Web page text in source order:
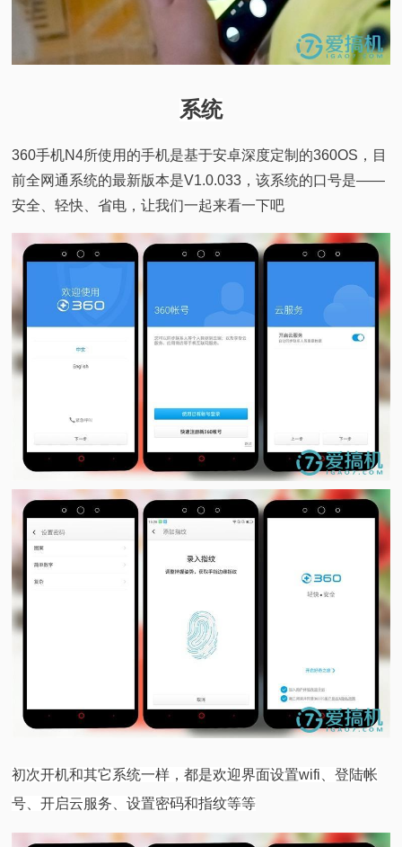
系统
360手机N4所使用的手机是基于安卓深度定制的360OS，目
前全网通系统的最新版本是V1.0.033，该系统的口号是——
安全、轻快、省电，让我们一起来看一下吧
初次开机和其它系统一样，都是欢迎界面设置wifi、登陆帐
号、开启云服务、设置密码和指纹等等